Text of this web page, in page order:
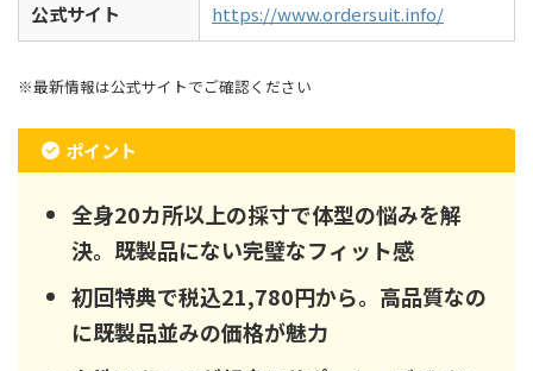
公式サイト https://www.ordersuit.info/
※最新情報は公式サイトでご確認ください
ポイント
全身20カ所以上の採寸で体型の悩みを解
決。既製品にない完璧なフィット感
初回特典で税込21,780円から。高品質なの
に既製品並みの価格が魅力